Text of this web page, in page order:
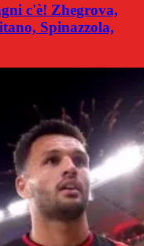
c'è! Zhegrova,
Spinazzola,